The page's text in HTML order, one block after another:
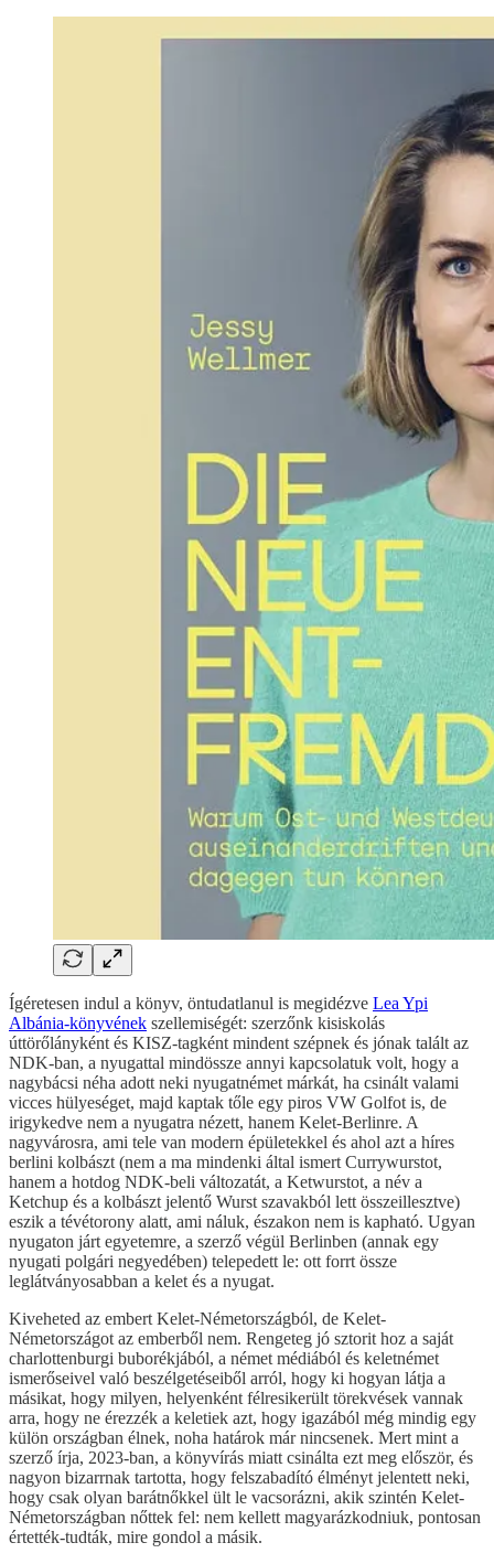
Ígéretesen indul a könyv, öntudatlanul is megidézve Lea Ypi
Albánia-könyvének szellemiségét: szerzőnk kisiskolás
úttörőlányként és KISZ-tagként mindent szépnek és jónak talált az
NDK-ban, a nyugattal mindössze annyi kapcsolatuk volt, hogy a
nagybácsi néha adott neki nyugatnémet márkát, ha csinált valami
vicces hülyeséget, majd kaptak tőle egy piros VW Golfot is, de
irigykedve nem a nyugatra nézett, hanem Kelet-Berlinre. A
nagyvárosra, ami tele van modern épületekkel és ahol azt a híres
berlini kolbászt (nem a ma mindenki által ismert Currywurstot,
hanem a hotdog NDK-beli változatát, a Ketwurstot, a név a
Ketchup és a kolbászt jelentő Wurst szavakból lett összeillesztve)
eszik a tévétorony alatt, ami náluk, északon nem is kapható. Ugyan
nyugaton járt egyetemre, a szerző végül Berlinben (annak egy
nyugati polgári negyedében) telepedett le: ott forrt össze
leglátványosabban a kelet és a nyugat.
Kiveheted az embert Kelet-Németországból, de Kelet-
Németországot az emberből nem. Rengeteg jó sztorit hoz a saját
charlottenburgi buborékjából, a német médiából és keletnémet
ismerőseivel való beszélgetéseiből arról, hogy ki hogyan látja a
másikat, hogy milyen, helyenként félresikerült törekvések vannak
arra, hogy ne érezzék a keletiek azt, hogy igazából még mindig egy
külön országban élnek, noha határok már nincsenek. Mert mint a
szerző írja, 2023-ban, a könyvírás miatt csinálta ezt meg először, és
nagyon bizarrnak tartotta, hogy felszabadító élményt jelentett neki,
hogy csak olyan barátnőkkel ült le vacsorázni, akik szintén Kelet-
Németországban nőttek fel: nem kellett magyarázkodniuk, pontosan
értették-tudták, mire gondol a másik.